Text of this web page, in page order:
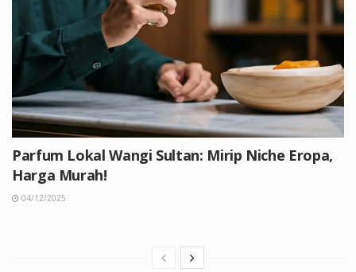
Parfum Lokal Wangi Sultan: Mirip Niche Eropa,
Harga Murah!
04/12/2025